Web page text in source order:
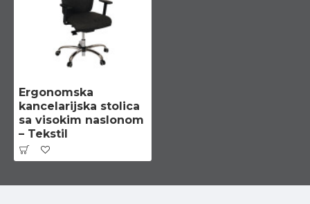
Ergonomska
kancelarijska stolica
sa visokim naslonom
– Tekstil